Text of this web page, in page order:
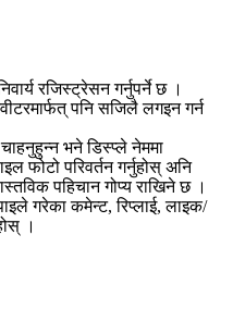
रजिस्ट्रेसन गर्नुपर्ने छ ।
पनि सजिलै लगइन गर्न
भने डिस्प्ले नेममा
फोटो परिवर्तन गर्नुहोस् अनि
पहिचान गोप्य राखिने छ ।
गरेका कमेन्ट, रिप्लाई, लाइक/
।